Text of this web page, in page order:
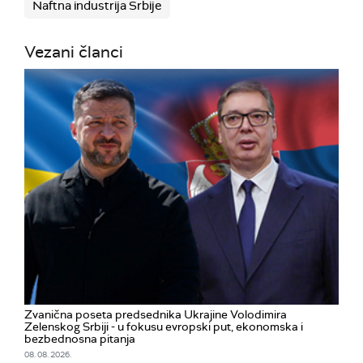
Naftna industrija Srbije
Vezani članci
Zvanična poseta predsednika Ukrajine Volodimira
Zelenskog Srbiji - u fokusu evropski put, ekonomska i
bezbednosna pitanja
08. 08. 2026.